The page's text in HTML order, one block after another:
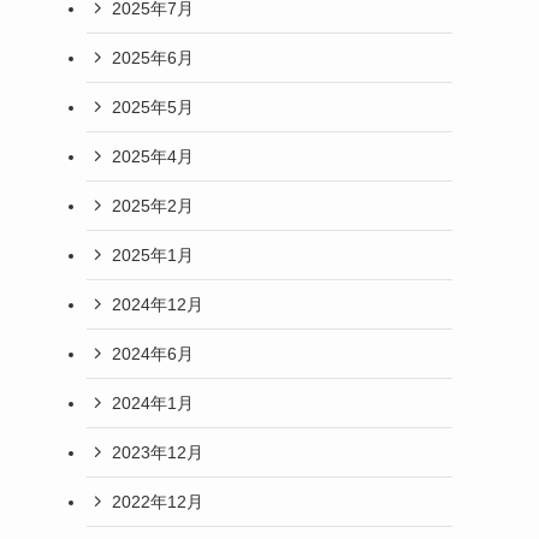
2025年7月
2025年6月
2025年5月
2025年4月
2025年2月
2025年1月
2024年12月
2024年6月
2024年1月
2023年12月
2022年12月